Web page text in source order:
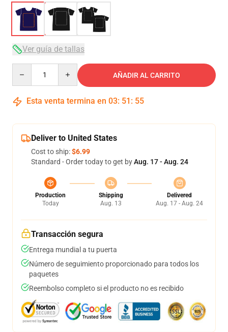
Ver guía de tallas
AÑADIR AL CARRITO
Esta venta termina en 03: 51 : 54
Deliver to United States
Cost to ship:$6.99
Standard - Order today to get byAug. 17 - Aug. 24
Production
Today
Shipping
Aug. 13
Delivered
Aug. 17 - Aug. 24
Transacción segura
Entrega mundial a tu puerta
Número de seguimiento proporcionado para todos los
paquetes
Reembolso completo si el producto no es recibido